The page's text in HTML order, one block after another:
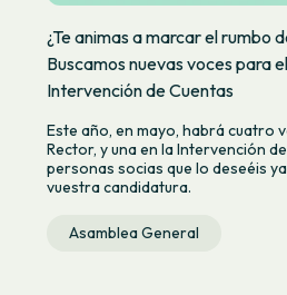
¿Te animas a marcar el rumbo
Buscamos nuevas voces para
Intervención de Cuentas
Este año, en mayo, habrá cuatro
Rector, y una en la Intervención
personas socias que lo deseéis
vuestra candidatura.
Asamblea General